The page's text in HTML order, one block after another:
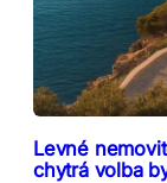
Levné
chytrá volba